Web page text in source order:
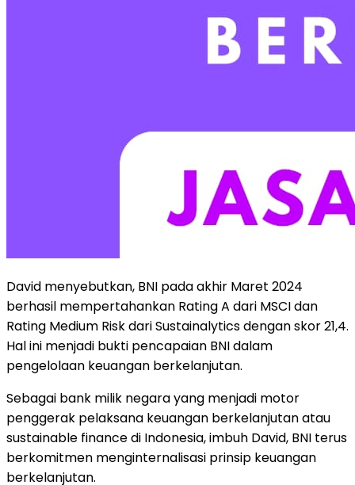
David menyebutkan, BNI pada akhir Maret 2024
berhasil mempertahankan Rating A dari MSCI dan
Rating Medium Risk dari Sustainalytics dengan skor 21,4.
Hal ini menjadi bukti pencapaian BNI dalam
pengelolaan keuangan berkelanjutan.
Sebagai bank milik negara yang menjadi motor
penggerak pelaksana keuangan berkelanjutan atau
sustainable finance di Indonesia, imbuh David, BNI terus
berkomitmen menginternalisasi prinsip keuangan
berkelanjutan.